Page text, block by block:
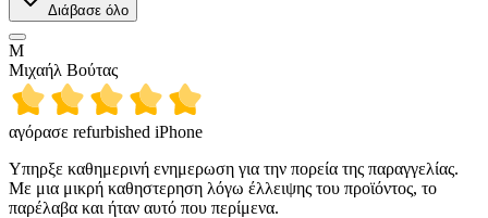
Διάβασε όλο
Μ
Μιχαήλ Βούτας
αγόρασε refurbished iPhone
Υπηρξε καθημερινή ενημερωση για την πορεία της παραγγελίας.
Με μια μικρή καθηστερηση λόγω έλλειψης του προϊόντος, το
παρέλαβα και ήταν αυτό που περίμενα.